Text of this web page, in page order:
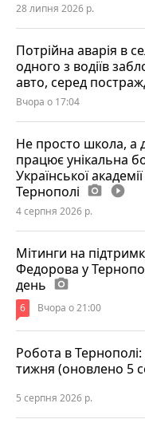
28 липня 2026 р.
Потрійна аварія в
одного з водіїв
авто, серед
Вчора о 17:04
Не просто школа, а
працює унікальна
Української
Тернополі photo_camera play_circle_filled
4 серпня 2026 р.
Мітинги на
Федорова у
день photo_camera
6 Вчора о 21:00
Робота в Тернополі:
тижня (оновлено 5
5 серпня 2026 р.